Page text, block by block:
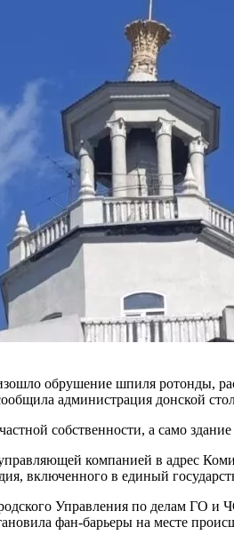
обрушение шпиля ротонды,
администрация донской
собственности, а само
компанией в адрес
включенного в единый
Управления по делам ГО
фан-барьеры на месте